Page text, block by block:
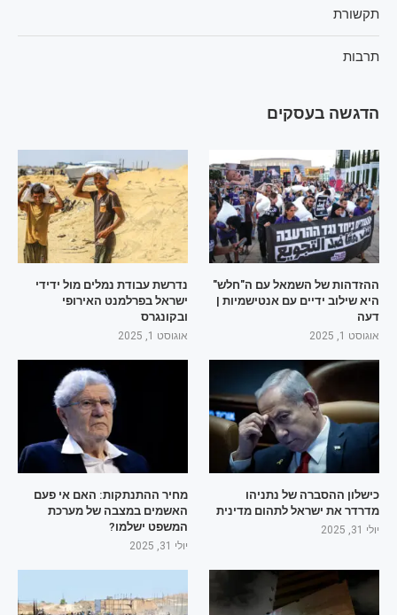
תקשורת
תרבות
הדגשה בעסקים
ההזדהות של השמאל עם ה"חלש"
היא שילוב ידיים עם אנטישמיות |
דעה
אוגוסט 1, 2025
נדרשת עבודת נמלים מול ידידי
ישראל בפרלמנט האירופי
ובקונגרס
אוגוסט 1, 2025
כישלון ההסברה של נתניהו
מדרדר את ישראל לתהום מדינית
יולי 31, 2025
מחיר ההתנתקות: האם אי פעם
האשמים במצבה של מערכת
המשפט ישלמו?
יולי 31, 2025